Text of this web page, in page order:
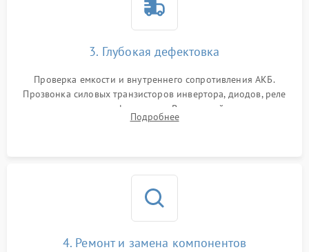
3. Глубокая дефектовка
Проверка емкости и внутреннего сопротивления АКБ.
Прозвонка силовых транзисторов инвертора, диодов, реле
переключения и трансформатора. Визуальный поиск вздутых
конденсаторов и прогаров на печатной плате.
Подробнее
4. Ремонт и замена компонентов